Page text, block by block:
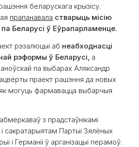
беларускага крызісу.
прапанавала стварыць місію
Беларусі ў Еўрапарламенце.
рэзалюцыі аб неабходнасці
рэформы ў Беларусі, а
па выбарах Аляксандр
праект рашэння да новых
могуць фармавацца выбарчыя
з прадстаўнікамі
сакратарыятам Партыі Зялёных
і Германіі ў арганізацыі перамоў.